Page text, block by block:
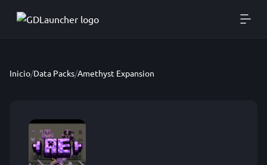
Inicio/Data Packs/Amethyst Expansion